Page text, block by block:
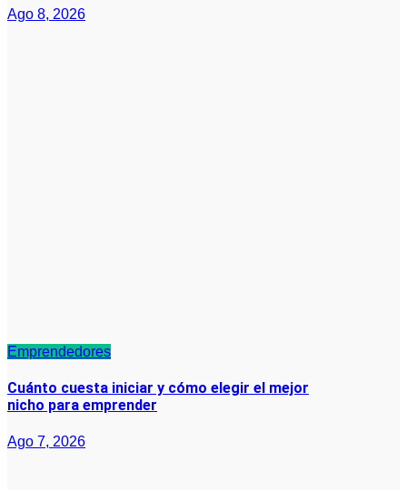
Ago 8, 2026
Emprendedores
Cuánto cuesta iniciar y cómo elegir el mejor
nicho para emprender
Ago 7, 2026